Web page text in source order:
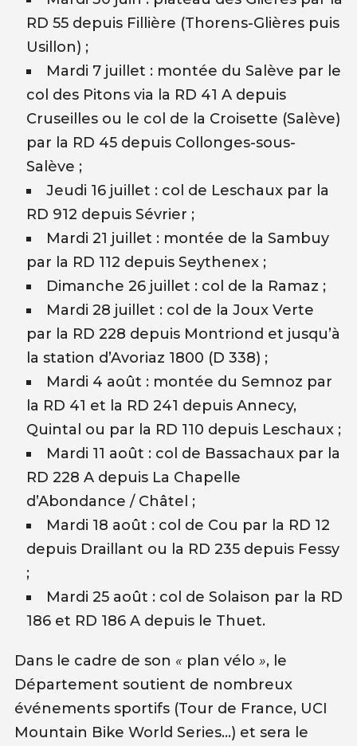
RD 55 depuis Fillière (Thorens-Glières puis
Usillon) ;
Mardi 7 juillet : montée du Salève par le
col des Pitons via la RD 41 A depuis
Cruseilles ou le col de la Croisette (Salève)
par la RD 45 depuis Collonges-sous-
Salève ;
Jeudi 16 juillet : col de Leschaux par la
RD 912 depuis Sévrier ;
Mardi 21 juillet : montée de la Sambuy
par la RD 112 depuis Seythenex ;
Dimanche 26 juillet : col de la Ramaz ;
Mardi 28 juillet : col de la Joux Verte
par la RD 228 depuis Montriond et jusqu’à
la station d’Avoriaz 1800 (D 338) ;
Mardi 4 août : montée du Semnoz par
la RD 41 et la RD 241 depuis Annecy,
Quintal ou par la RD 110 depuis Leschaux ;
Mardi 11 août : col de Bassachaux par la
RD 228 A depuis La Chapelle
d’Abondance / Châtel ;
Mardi 18 août : col de Cou par la RD 12
depuis Draillant ou la RD 235 depuis Fessy
;
Mardi 25 août : col de Solaison par la RD
186 et RD 186 A depuis le Thuet.
Dans le cadre de son « plan vélo », le
Département soutient de nombreux
événements sportifs (Tour de France, UCI
Mountain Bike World Series…) et sera le